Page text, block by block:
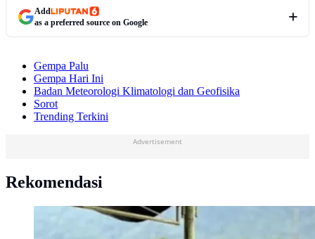
Add
as a preferred source on Google
Gempa Palu
Gempa Hari Ini
Badan Meteorologi Klimatologi dan Geofisika
Sorot
Trending Terkini
Advertisement
Rekomendasi